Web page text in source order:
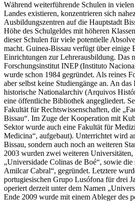
Während weiterführende Schulen in vielen
Landes existieren, konzentrieren sich
Ausbildungszentren auf die Hauptstadt
Höhe des Schulgeldes mit höheren
dieser Schulen für viele potentielle
macht. Guinea-Bissau verfügt über einige
Einrichtungen zur Lehrerausbildung. Das
Forschungsinstitut INEP (Instituto
wurde schon 1984 gegründet. Als reines
aber selbst keine Studiengänge an. An
historische Nationalarchiv (Arquivos
eine öffentliche Bibliothek angegliedert.
Fakultät für Rechtswissenschaften, die
Bissau“. Im Zuge der Kooperation mit
Sektor wurde auch eine Fakultät für
Medicina“, aufgebaut). Unterrichtet wird
Bissau, sondern auch noch an weiteren
2003 wurden zwei weiteren Universitäten,
„Universidade Colinas de Boé“, sowie
Amilcar Cabral“, gegründet. Letztere
portugiesischen Grupo Lusófona für drei
operiert derzeit unter dem Namen
Ende 2009 wurde mit einem Ableger des